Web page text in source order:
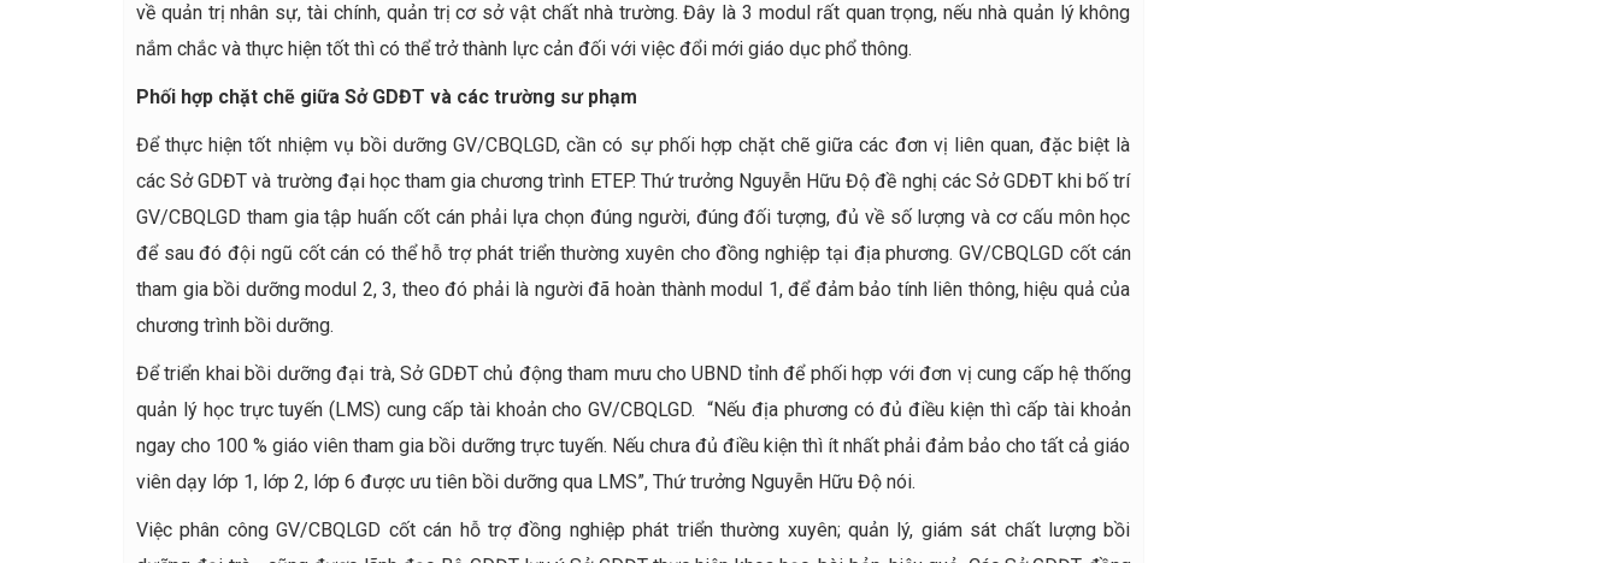
về quản trị nhân sự, tài chính, quản trị cơ sở vật chất nhà trường. Đây là 3 modul rất quan trọng, nếu nhà quản lý không
nắm chắc và thực hiện tốt thì có thể trở thành lực cản đối với việc đổi mới giáo dục phổ thông.
Phối hợp chặt chẽ giữa Sở GDĐT và các trường sư phạm
Để thực hiện tốt nhiệm vụ bồi dưỡng GV/CBQLGD, cần có sự phối hợp chặt chẽ giữa các đơn vị liên quan, đặc biệt là
các Sở GDĐT và trường đại học tham gia chương trình ETEP. Thứ trưởng Nguyễn Hữu Độ đề nghị các Sở GDĐT khi bố trí
GV/CBQLGD tham gia tập huấn cốt cán phải lựa chọn đúng người, đúng đối tượng, đủ về số lượng và cơ cấu môn học
để sau đó đội ngũ cốt cán có thể hỗ trợ phát triển thường xuyên cho đồng nghiệp tại địa phương. GV/CBQLGD cốt cán
tham gia bồi dưỡng modul 2, 3, theo đó phải là người đã hoàn thành modul 1, để đảm bảo tính liên thông, hiệu quả của
chương trình bồi dưỡng.
Để triển khai bồi dưỡng đại trà, Sở GDĐT chủ động tham mưu cho UBND tỉnh để phối hợp với đơn vị cung cấp hệ thống
quản lý học trực tuyến (LMS) cung cấp tài khoản cho GV/CBQLGD. “Nếu địa phương có đủ điều kiện thì cấp tài khoản
ngay cho 100 % giáo viên tham gia bồi dưỡng trực tuyến. Nếu chưa đủ điều kiện thì ít nhất phải đảm bảo cho tất cả giáo
viên dạy lớp 1, lớp 2, lớp 6 được ưu tiên bồi dưỡng qua LMS”, Thứ trưởng Nguyễn Hữu Độ nói.
Việc phân công GV/CBQLGD cốt cán hỗ trợ đồng nghiệp phát triển thường xuyên; quản lý, giám sát chất lượng bồi